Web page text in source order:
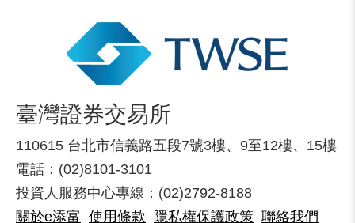
臺灣證券交易所
110615 台北市信義路五段7號3樓、9至12樓、15樓
電話：(02)8101-3101
投資人服務中心專線：(02)2792-8188
關於e添富 使用條款 隱私權保護政策 聯絡我們